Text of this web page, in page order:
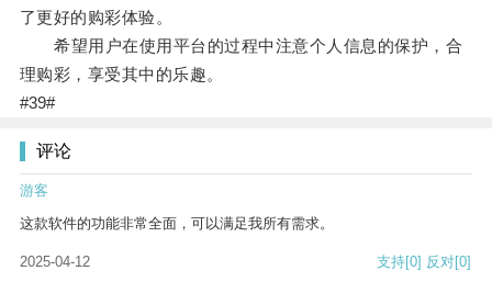
了更好的购彩体验。
希望用户在使用平台的过程中注意个人信息的保护，合
理购彩，享受其中的乐趣。
#39#
评论
游客
这款软件的功能非常全面，可以满足我所有需求。
2025-04-12 支持[0] 反对[0]